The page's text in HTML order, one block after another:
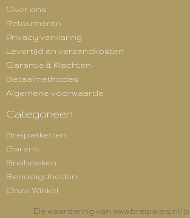
Over ons
Retourneren
Privacy verklaring
Levertijd en verzendkosten
Garantie & Klachten
Betaalmethodes
Algemene voorwaarde
Categorieën
Breipakketten
Garens
Breiboeken
Benodigdheden
Onze Winkel
De waardering van www.breipaleis.nl/